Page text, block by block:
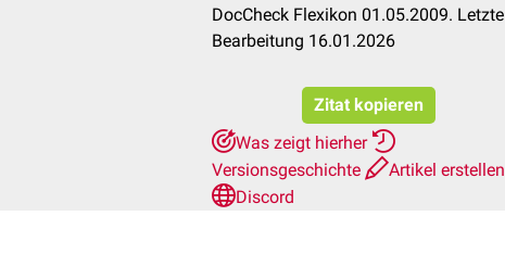
DocCheck Flexikon 01.05.2009. Letzte
Bearbeitung 16.01.2026
Zitat kopieren
Was zeigt hierher
Versionsgeschichte
Artikel erstellen
Discord